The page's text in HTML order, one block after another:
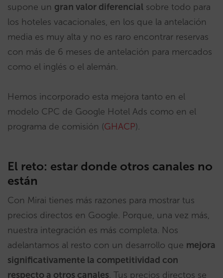
supone un gran valor diferencial sobre todo para
los hoteles vacacionales, en los que la antelación
media es muy alta y no es raro encontrar reservas
con más de 6 meses de antelación para mercados
como el inglés o el alemán.
Hemos incorporado esta mejora tanto en el
modelo CPC de Google Hotel Ads como en el
programa de comisión (GHACP).
El reto: estar donde otros canales no
están
Con Mirai tienes más razones para mostrar tus
precios directos en Google. Porque, una vez más,
nuestra integración es más completa. Nos
adelantamos al resto con un desarrollo que mejora
significativamente la competitividad con
respecto a otros canales. Tus precios directos se